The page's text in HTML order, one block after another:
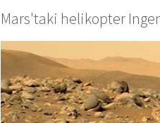
Mars'taki helikopter